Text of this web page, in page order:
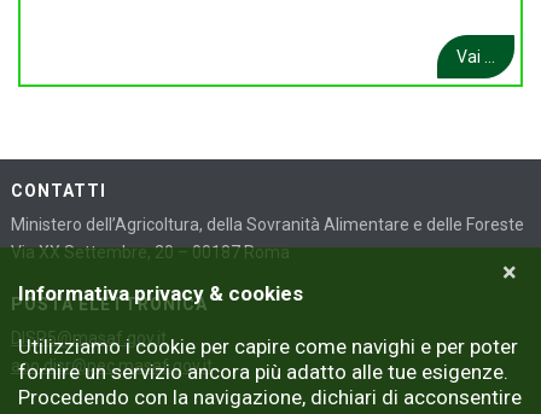
Vai ...
CONTATTI
Ministero dell’Agricoltura, della Sovranità Alimentare e delle Foreste
Via XX Settembre, 20 – 00187 Roma
POSTA ELETTRONICA
DISR5@masaf.gov.it
aoo.disr@pec.masaf.gov.it
×
Informativa privacy & cookies
Utilizziamo i cookie per capire come navighi e per poter
fornire un servizio ancora più adatto alle tue esigenze.
Procedendo con la navigazione, dichiari di acconsentire